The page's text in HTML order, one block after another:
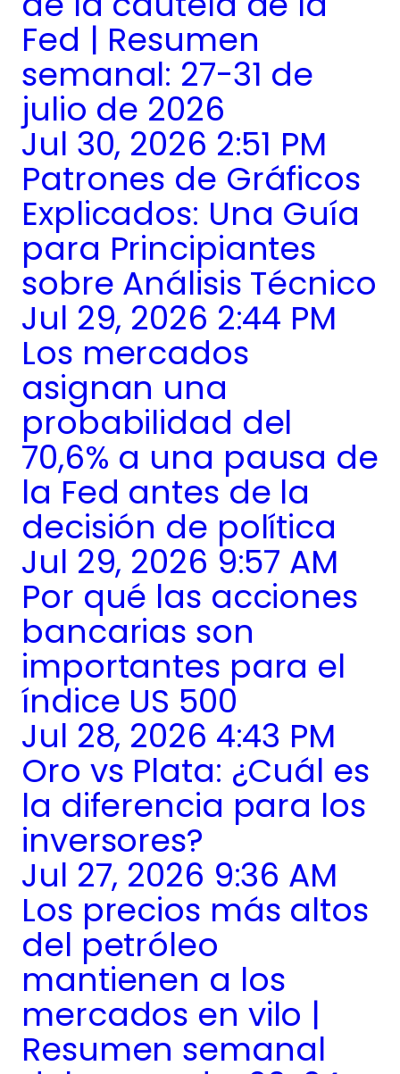
Fed | Resumen
semanal: 27-31 de
julio de 2026
Jul 30, 2026 2:51 PM
Patrones de Gráficos
Explicados: Una Guía
para Principiantes
sobre Análisis Técnico
Jul 29, 2026 2:44 PM
Los mercados
asignan una
probabilidad del
70,6% a una pausa de
la Fed antes de la
decisión de política
Jul 29, 2026 9:57 AM
Por qué las acciones
bancarias son
importantes para el
índice US 500
Jul 28, 2026 4:43 PM
Oro vs Plata: ¿Cuál es
la diferencia para los
inversores?
Jul 27, 2026 9:36 AM
Los precios más altos
del petróleo
mantienen a los
mercados en vilo |
Resumen semanal